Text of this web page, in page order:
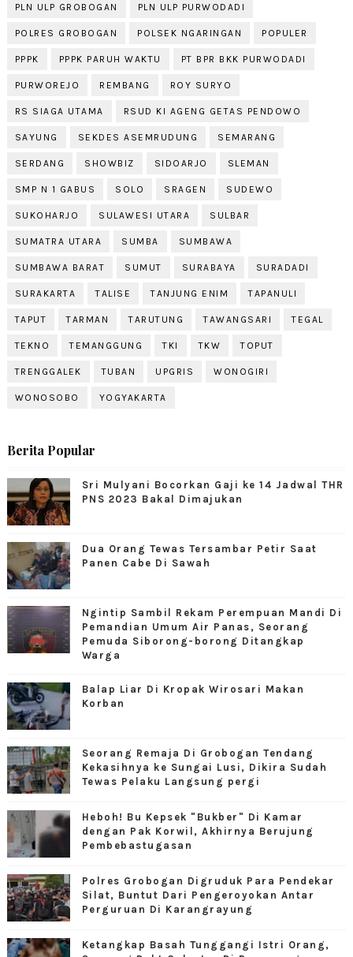
PLN ULP GROBOGAN PLN ULP PURWODADI
POLRES GROBOGAN POLSEK NGARINGAN POPULER
PPPK PPPK PARUH WAKTU PT BPR BKK PURWODADI
PURWOREJO REMBANG ROY SURYO
RS SIAGA UTAMA RSUD KI AGENG GETAS PENDOWO
SAYUNG SEKDES ASEMRUDUNG SEMARANG
SERDANG SHOWBIZ SIDOARJO SLEMAN
SMP N 1 GABUS SOLO SRAGEN SUDEWO
SUKOHARJO SULAWESI UTARA SULBAR
SUMATRA UTARA SUMBA SUMBAWA
SUMBAWA BARAT SUMUT SURABAYA SURADADI
SURAKARTA TALISE TANJUNG ENIM TAPANULI
TAPUT TARMAN TARUTUNG TAWANGSARI TEGAL
TEKNO TEMANGGUNG TKI TKW TOPUT
TRENGGALEK TUBAN UPGRIS WONOGIRI
WONOSOBO YOGYAKARTA
Berita Popular
Sri Mulyani Bocorkan Gaji ke 14 Jadwal THR
PNS 2023 Bakal Dimajukan
Dua Orang Tewas Tersambar Petir Saat
Panen Cabe Di Sawah
Ngintip Sambil Rekam Perempuan Mandi Di
Pemandian Umum Air Panas, Seorang
Pemuda Siborong-borong Ditangkap
Warga
Balap Liar Di Kropak Wirosari Makan
Korban
Seorang Remaja Di Grobogan Tendang
Kekasihnya ke Sungai Lusi, Dikira Sudah
Tewas Pelaku Langsung pergi
Heboh! Bu Kepsek "Bukber" Di Kamar
dengan Pak Korwil, Akhirnya Berujung
Pembebastugasan
Polres Grobogan Digruduk Para Pendekar
Silat, Buntut Dari Pengeroyokan Antar
Perguruan Di Karangrayung
Ketangkap Basah Tunggangi Istri Orang,